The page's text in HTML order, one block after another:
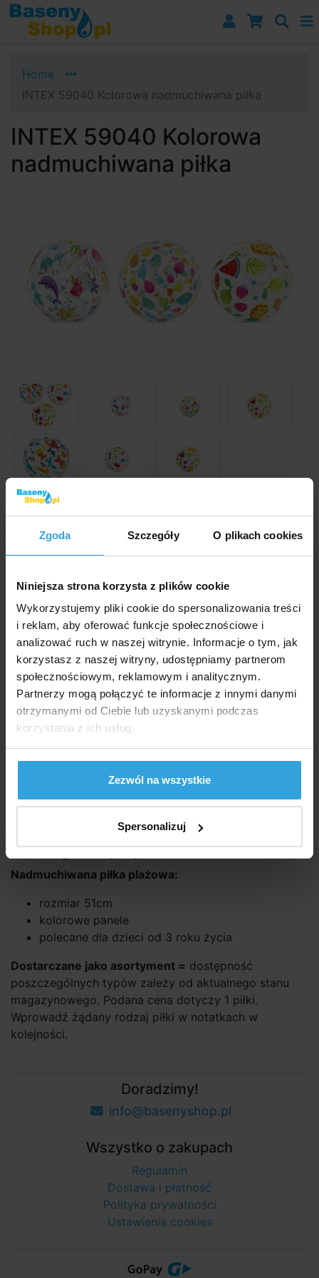
Zgoda Szczegóły O plikach cookies
Niniejsza strona korzysta z plików cookie
Wykorzystujemy pliki cookie do spersonalizowania treści
i reklam, aby oferować funkcje społecznościowe i
analizować ruch w naszej witrynie. Informacje o tym, jak
korzystasz z naszej witryny, udostępniamy partnerom
społecznościowym, reklamowym i analitycznym.
Partnerzy mogą połączyć te informacje z innymi danymi
otrzymanymi od Ciebie lub uzyskanymi podczas
korzystania z ich usług.
Zezwól na wszystkie
Spersonalizuj
Przejdź do nawigacji
Przejdź do treści
Przejdź do paska bocznego
Home
INTEX 59040 Kolorowa nadmuchiwana piłka
INTEX 59040 Kolorowa
nadmuchiwana piłka
Zdjęcia i filmy mają wyłącznie charakter ilustracyjny.
Dmuchana piłka o rozmiarze 51 cm.
Marka: INTEX
Dostępność:
W Magazynie > 20 szt
we czwartek u was
5,76 zł bez VAT 7,09 zł
do koszyka
Zapytaj sprzedawcę
Szczegółowy opi
Nadmuchiwana piłka plażowa:
rozmiar 51cm
kolorowe panele
polecane dla dzieci od 3 roku życia
Dostarczane jako asortyment = dostępność
poszczególnych typów zależy od aktualnego stanu
magazynowego. Podana cena dotyczy 1 piłki.
Wprowadź żądany rodzaj piłki w notatkach w
kolejności.
Doradzimy!
info@basenyshop.pl
Wszystko o zakupach
Regulamin
Dostawa i płatność
Polityka prywatności
Ustawienia cookies